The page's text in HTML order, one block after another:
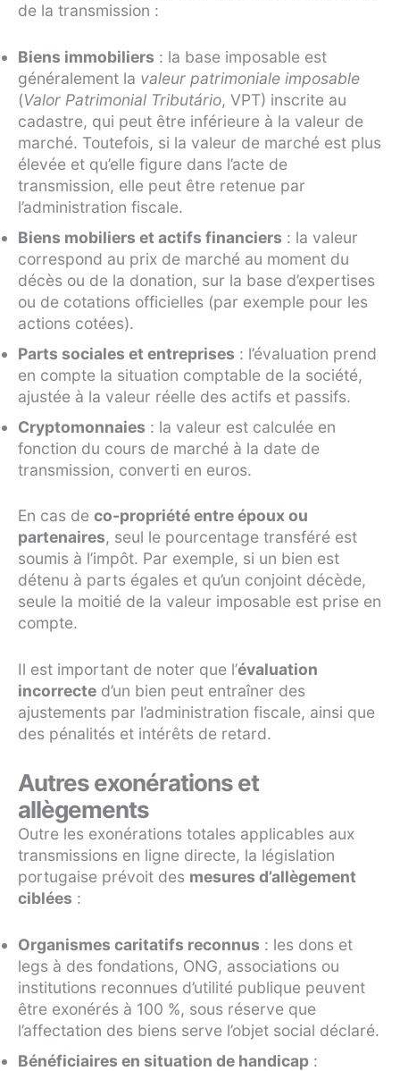
de la transmission :
Biens immobiliers : la base imposable est
généralement la valeur patrimoniale imposable
(Valor Patrimonial Tributário, VPT) inscrite au
cadastre, qui peut être inférieure à la valeur de
marché. Toutefois, si la valeur de marché est plus
élevée et qu’elle figure dans l’acte de
transmission, elle peut être retenue par
l’administration fiscale.
Biens mobiliers et actifs financiers : la valeur
correspond au prix de marché au moment du
décès ou de la donation, sur la base d’expertises
ou de cotations officielles (par exemple pour les
actions cotées).
Parts sociales et entreprises : l’évaluation prend
en compte la situation comptable de la société,
ajustée à la valeur réelle des actifs et passifs.
Cryptomonnaies : la valeur est calculée en
fonction du cours de marché à la date de
transmission, converti en euros.
En cas de co-propriété entre époux ou
partenaires, seul le pourcentage transféré est
soumis à l’impôt. Par exemple, si un bien est
détenu à parts égales et qu’un conjoint décède,
seule la moitié de la valeur imposable est prise en
compte.
Il est important de noter que l’évaluation
incorrecte d’un bien peut entraîner des
ajustements par l’administration fiscale, ainsi que
des pénalités et intérêts de retard.
Autres exonérations et
allègements
Outre les exonérations totales applicables aux
transmissions en ligne directe, la législation
portugaise prévoit des mesures d’allègement
ciblées :
Organismes caritatifs reconnus : les dons et
legs à des fondations, ONG, associations ou
institutions reconnues d’utilité publique peuvent
être exonérés à 100 %, sous réserve que
l’affectation des biens serve l’objet social déclaré.
Bénéficiaires en situation de handicap :